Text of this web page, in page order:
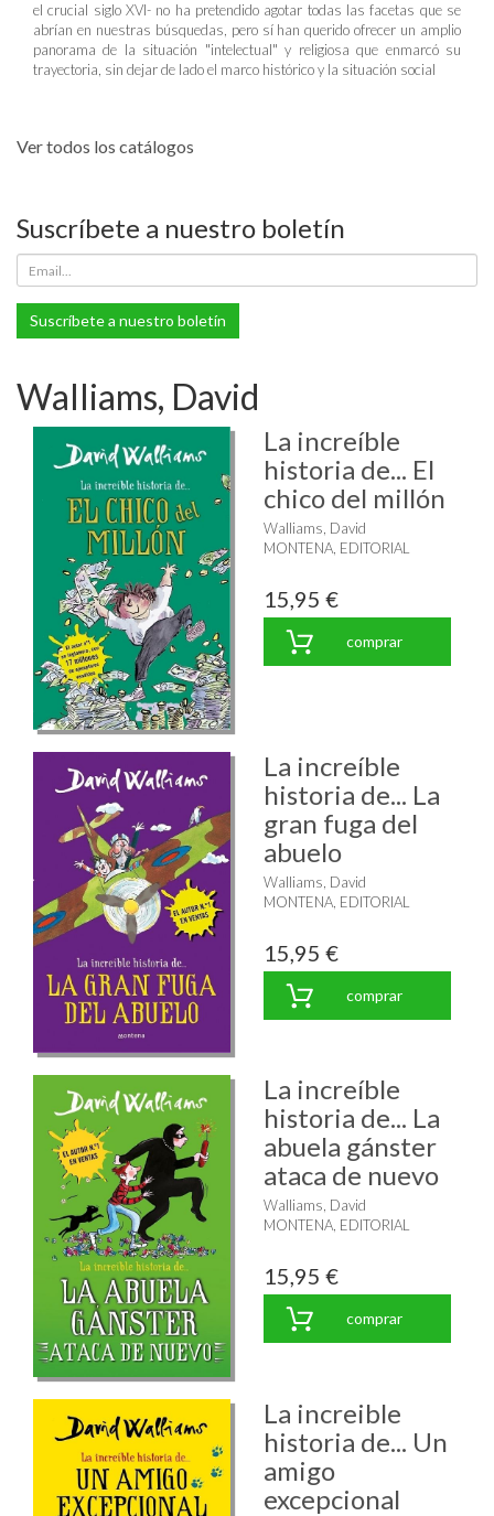
el crucial siglo XVI- no ha pretendido agotar todas las facetas que se
abrían en nuestras búsquedas, pero sí han querido ofrecer un amplio
panorama de la situación "intelectual" y religiosa que enmarcó su
trayectoria, sin dejar de lado el marco histórico y la situación social
Ver todos los catálogos
Suscríbete a nuestro boletín
Suscríbete a nuestro boletín
Walliams, David
La increíble
historia de... El
chico del millón
Walliams, David
MONTENA, EDITORIAL
15,95 €
comprar
La increíble
historia de... La
gran fuga del
abuelo
Walliams, David
MONTENA, EDITORIAL
15,95 €
comprar
La increíble
historia de... La
abuela gánster
ataca de nuevo
Walliams, David
MONTENA, EDITORIAL
15,95 €
comprar
La increible
historia de... Un
amigo
excepcional